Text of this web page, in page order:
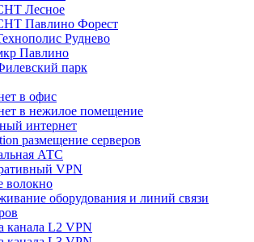
Лесное
Павлино Форест
Руднево
Павлино
парк
в офис
в нежилое помещение
интернет
размещение серверов
АТС
VPN
волокно
оборудования и линий связи
канала L2 VPN